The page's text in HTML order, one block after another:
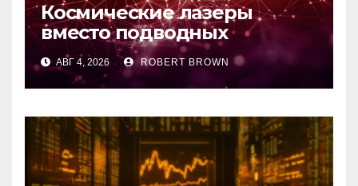
Космические лазеры
вместо подводных
кабелей: стартап EON
привлек $10,75 млн
АВГ 4, 2026 ROBERT BROWN